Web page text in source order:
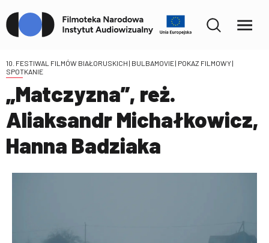
10. FESTIWAL FILMÓW BIAŁORUSKICH | BULBAMOVIE| POKAZ FILMOWY |
SPOTKANIE
„Matczyzna”, reż.
Aliaksandr Michałkowicz,
Hanna Badziaka